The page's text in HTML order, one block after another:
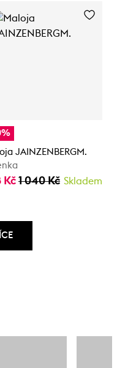
JAINZENBERGM.
Kč 1 040 Kč Skladem